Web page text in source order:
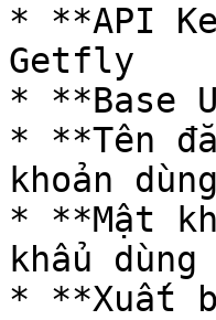
* **API
Getfly
* **Base
* **Tên
khoản
* **Mật
khẩu
* **Xuất